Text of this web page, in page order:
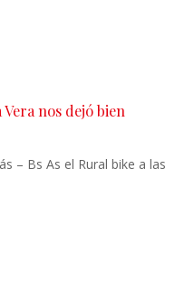
nos dejó bien
– Bs As el Rural bike a las